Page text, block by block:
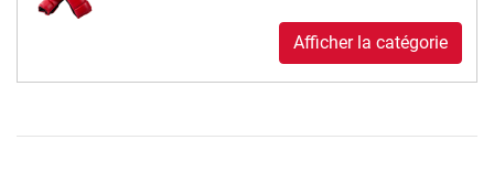
Afficher la catégorie